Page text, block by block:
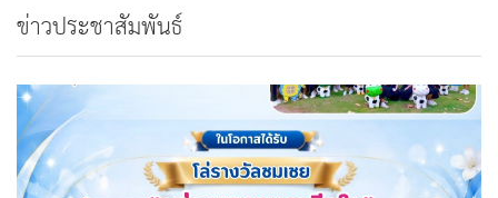
ข่าวประชาสัมพันธ์